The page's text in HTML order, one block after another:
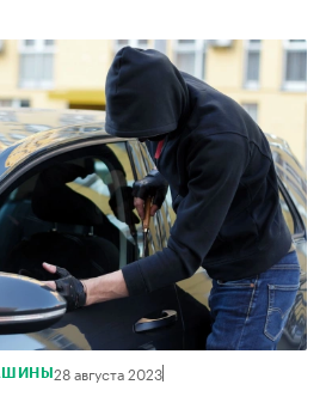
28 августа 2023